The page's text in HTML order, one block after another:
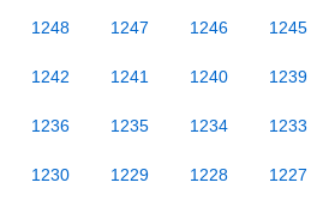
1248 1247 1246 1245
1242 1241 1240 1239
1236 1235 1234 1233
1230 1229 1228 1227